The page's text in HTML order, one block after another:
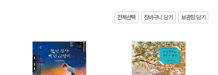
전체선택 장바구니 담기 보관함 담기